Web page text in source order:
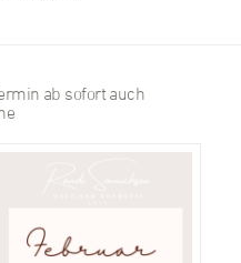
ab sofort auch